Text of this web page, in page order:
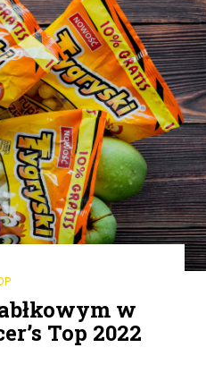
w
Top 2022